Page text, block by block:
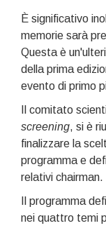
È significativo
memorie sarà
Questa è
della prima
evento di primo
Il comitato
screening, si è
finalizzare la
programma e
relativi chairman.
Il programma
nei quattro temi